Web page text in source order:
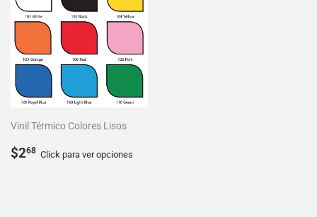
Vinil Térmico Colores Lisos
Precio
$268 $2.68
Click para ver opciones